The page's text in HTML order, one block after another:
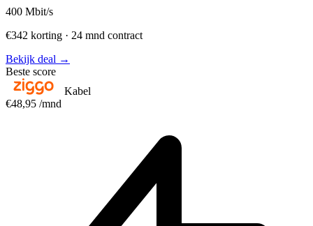
400 Mbit/s
€342 korting · 24 mnd contract
Bekijk deal →
Beste score
Kabel
€48,95 /mnd